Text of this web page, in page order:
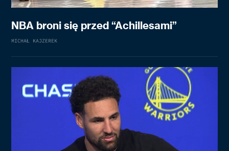
NBA broni się przed “Achillesami”
MICHAŁ KAJZEREK